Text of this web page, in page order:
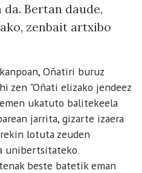
Bertan daude,
zenbait artxibo
Oñatiri buruz
zen "Oñati elizako jendeez
ukatuto balitekeela
jarrita, gizarte izaera
lotuta zeuden
unibertsitateko
beste batetik eman